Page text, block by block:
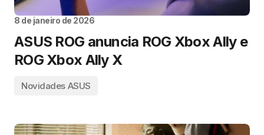
8 de janeiro de 2026
ASUS ROG anuncia ROG Xbox Ally e
ROG Xbox Ally X
Novidades ASUS